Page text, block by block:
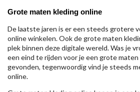
Grote maten kleding online
De laatste jaren is er een steeds grotere
online winkelen. Ook de grote maten
plek binnen deze digitale wereld. Was je
een eind te rijden voor je een grote maten
gevonden, tegenwoordig vind je steeds
online.